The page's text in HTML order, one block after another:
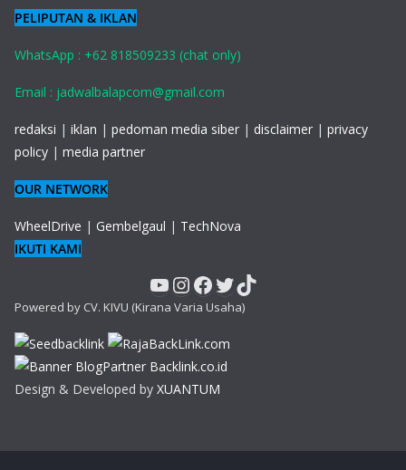
PELIPUTAN & IKLAN
WhatsApp : +62 818509233 (chat only)
Email : jadwalbalapcom@gmail.com
redaksi | iklan | pedoman media siber | disclaimer | privacy
policy | media partner
OUR NETWORK
WheelDrive | Gembelgaul | TechNova
IKUTI KAMI
YouTube
Instagram
Facebook
Twitter
TikTok
Powered by CV. KIVU (Kirana Varia Usaha)
Design & Developed by XUANTUM